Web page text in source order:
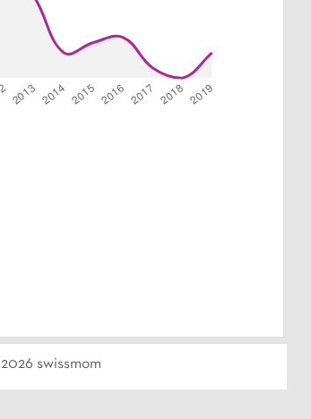
2026 swissmom